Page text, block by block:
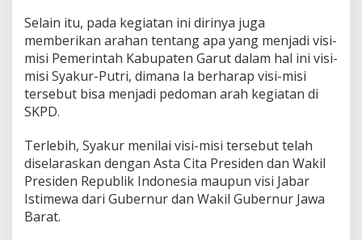
S
K
D
Selain itu, pada kegiatan ini dirinya juga
memberikan arahan tentang apa yang menjadi visi-
misi Pemerintah Kabupaten Garut dalam hal ini visi-
misi Syakur-Putri, dimana Ia berharap visi-misi
tersebut bisa menjadi pedoman arah kegiatan di
SKPD.
Terlebih, Syakur menilai visi-misi tersebut telah
diselaraskan dengan Asta Cita Presiden dan Wakil
Presiden Republik Indonesia maupun visi Jabar
Istimewa dari Gubernur dan Wakil Gubernur Jawa
Barat.